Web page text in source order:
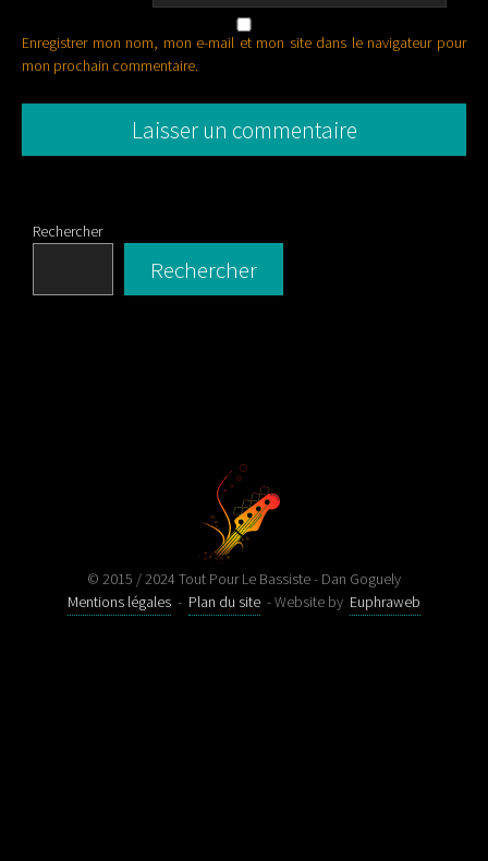
Enregistrer mon nom, mon e-mail et mon site dans le navigateur pour
mon prochain commentaire.
Rechercher
Rechercher
© 2015 / 2024 Tout Pour Le Bassiste - Dan Goguely
Mentions légales - Plan du site - Website by Euphraweb